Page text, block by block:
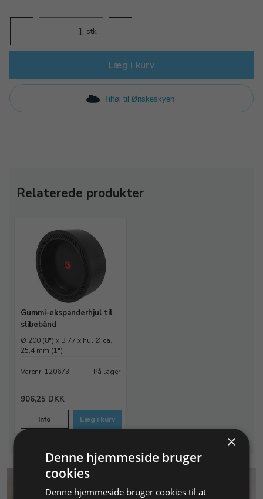
stk.
Læg i kurv
Tilføj til Ønskeskyen
Relaterede produkter
Gummi-ekspanderhjul til
slibebånd
Ø 200 (8") x B 77 x hul Ø ca.
25,4 mm (1")
Varenr. 120673 På lager
906,25 DKK
Info Læg i kurv
×
Denne hjemmeside bruger
cookies
Denne hjemmeside bruger cookies til at